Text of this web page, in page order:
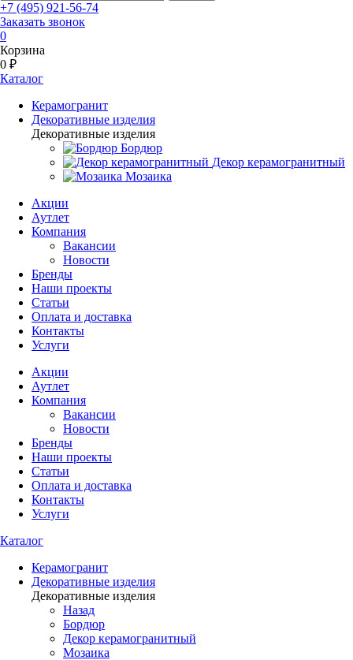
+7 (495) 921-56-74
Заказать звонок
0
Корзина
0 ₽
Каталог
Керамогранит
Декоративные изделия
Декоративные изделия
Бордюр
Декор керамогранитный
Мозаика
Акции
Аутлет
Компания
Вакансии
Новости
Бренды
Наши проекты
Статьи
Оплата и доставка
Контакты
Услуги
Акции
Аутлет
Компания
Вакансии
Новости
Бренды
Наши проекты
Статьи
Оплата и доставка
Контакты
Услуги
Каталог
Керамогранит
Декоративные изделия
Декоративные изделия
Назад
Бордюр
Декор керамогранитный
Мозаика